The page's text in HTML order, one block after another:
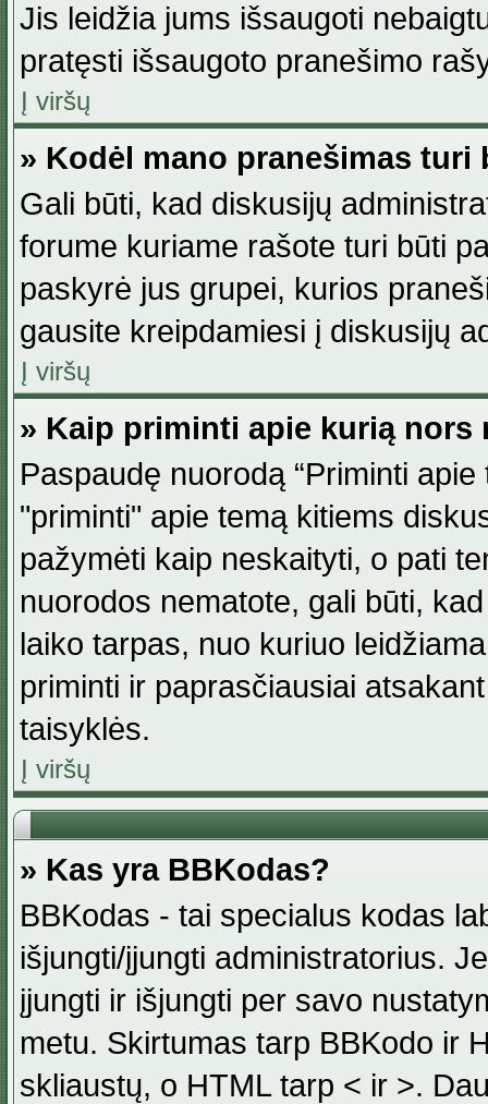
Jis leidžia jums išsaugoti
pratęsti išsaugoto pranešimo
Į viršų
» Kodėl mano pranešimas
Gali būti, kad diskusijų
forume kuriame rašote turi būti
paskyrė jus grupei, kurios
gausite kreipdamiesi į diskusijų
Į viršų
» Kaip priminti apie kurią nors
Paspaudę nuorodą “Priminti
"priminti" apie temą kitiems
pažymėti kaip neskaityti, o pati
nuorodos nematote, gali būti,
laiko tarpas, nuo kuriuo
priminti ir paprasčiausiai
taisyklės.
Į viršų
» Kas yra BBKodas?
BBKodas - tai specialus kodas
išjungti/įjungti administratorius.
įjungti ir išjungti per savo
metu. Skirtumas tarp BBKodo ir
skliaustų, o HTML tarp < ir >.